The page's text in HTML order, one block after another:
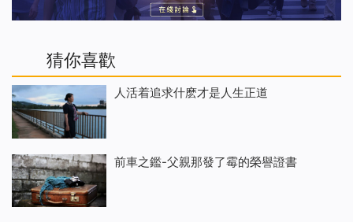
猜你喜歡
人活着追求什麽才是人生正道
前車之鑑-父親那發了霉的榮譽證書